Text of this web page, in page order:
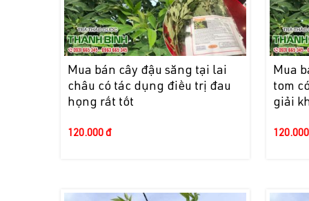
Mua bán cây đậu săng tại lai
châu có tác dụng điều trị đau
họng rất tốt
120.000 đ
Mua
tom
giải